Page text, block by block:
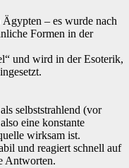
– es wurde nach
Formen in der
und wird in der Esoterik,
selbststrahlend (vor
eine konstante
wirksam ist.
und reagiert schnell auf
Antworten.